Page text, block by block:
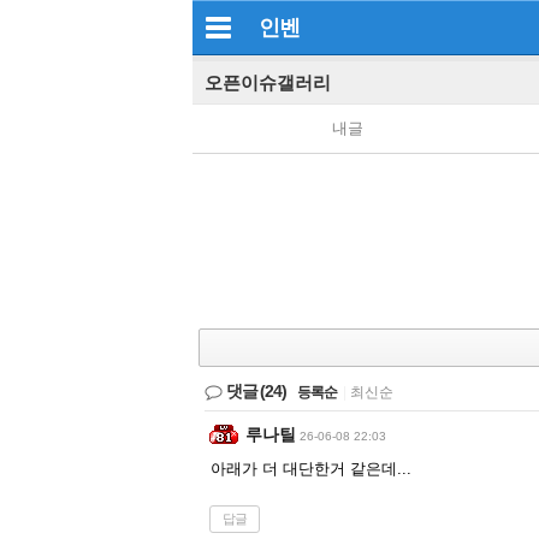
인벤
오픈이슈갤러리
내글
댓글(24) 등록순 최신순
루나틸 26-06-08 22:03
아래가 더 대단한거 같은데...
답글